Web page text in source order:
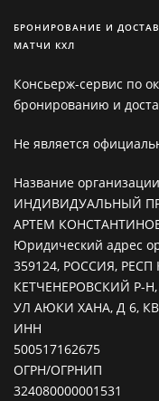
БРОНИРОВАНИЕ И
МАТЧИ КХЛ
Консьерж-сервис по
бронированию и
Не является
Название организации
ИНДИВИДУАЛЬНЫЙ
АРТЕМ
Юридический адрес
359124, РОССИЯ,
КЕТЧЕНЕРОВСКИЙ Р-
УЛ АЮКИ ХАНА, Д 6, КВ
ИНН
500517162675
ОГРН/ОГРНИП
324080000001531